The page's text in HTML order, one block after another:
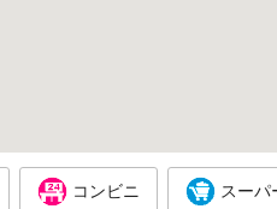
コンビニ スーパ